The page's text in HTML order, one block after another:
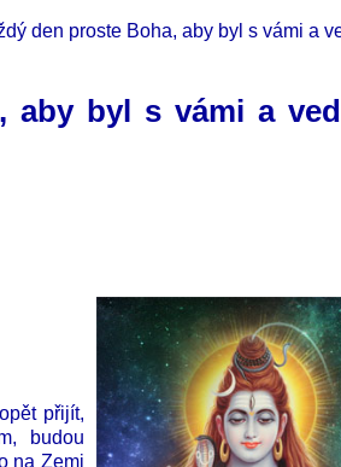
den proste Boha, aby byl s vámi a
aby byl s vámi a
přijít,
budou
na Zemi